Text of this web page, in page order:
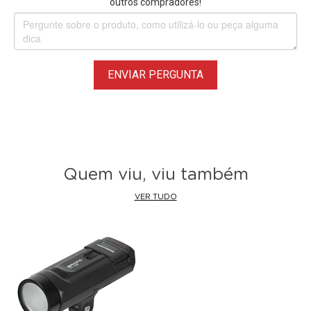
do sobressalente é incluído no; suporte do fusível
ENVIAR PERGUNTA
Quem viu, viu também
VER TUDO